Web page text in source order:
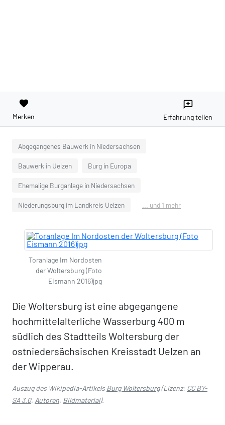
favorite
Merken
reviews
Erfahrung teilen
Abgegangenes Bauwerk in Niedersachsen
Bauwerk in Uelzen Burg in Europa
Ehemalige Burganlage in Niedersachsen
Niederungsburg im Landkreis Uelzen ... und 1 mehr
Toranlage Im Nordosten
der Woltersburg (Foto
Eismann 2016)jpg
Die Woltersburg ist eine abgegangene
hochmittelalterliche Wasserburg 400 m
südlich des Stadtteils Woltersburg der
ostniedersächsischen Kreisstadt Uelzen an
der Wipperau.
Auszug des Wikipedia-ArtikelsBurg Woltersburg(Lizenz: CC BY-
SA 3.0, Autoren, Bildmaterial).